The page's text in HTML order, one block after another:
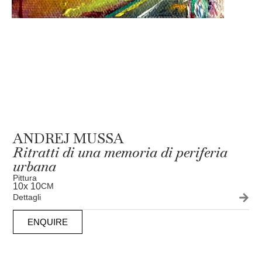
ANDREJ MUSSA
Ritratti di una memoria di periferia
urbana
Pittura
10x 10CM
Dettagli
ENQUIRE